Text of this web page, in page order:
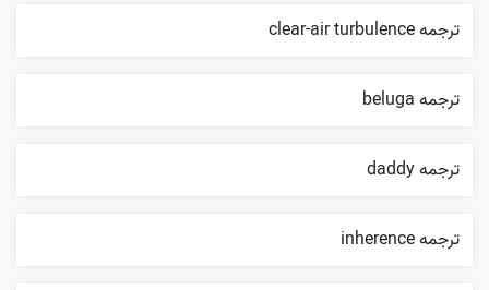
ترجمه clear-air turbulence
ترجمه beluga
ترجمه daddy
ترجمه inherence